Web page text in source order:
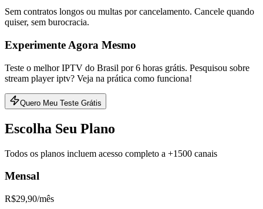
Sem contratos longos ou multas por cancelamento. Cancele quando
quiser, sem burocracia.
Experimente Agora Mesmo
Teste o melhor IPTV do Brasil por 6 horas grátis. Pesquisou sobre
stream player iptv? Veja na prática como funciona!
Quero Meu Teste Grátis
Escolha Seu Plano
Todos os planos incluem acesso completo a +1500 canais
Mensal
R$29,90/mês